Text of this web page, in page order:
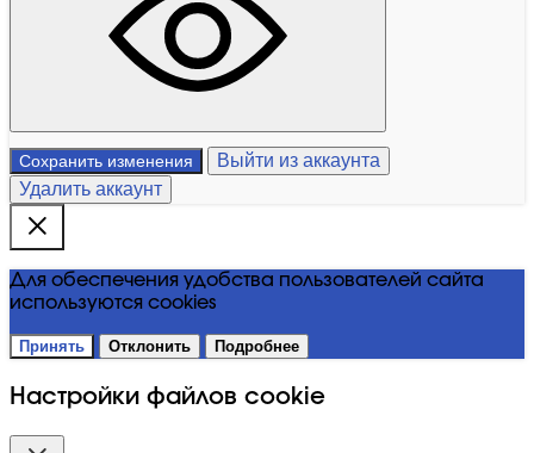
Сохранить изменения
Выйти из аккаунта
Удалить аккаунт
Для обеспечения удобства пользователей сайта
используются cookies
Принять Отклонить Подробнее
Настройки файлов cookie